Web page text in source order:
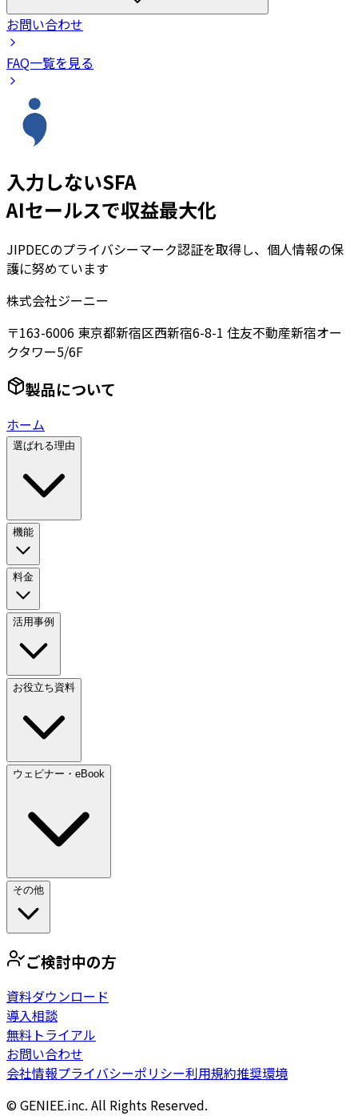
お問い合わせ
FAQ一覧を見る
入力しないSFA
AIセールスで収益最大化
JIPDECのプライバシーマーク認証を取得し、個人情報の保
護に努めています
株式会社ジーニー
〒163-6006 東京都新宿区西新宿6-8-1 住友不動産新宿オー
クタワー5/6F
製品について
ホーム
選ばれる理由
機能
料金
活用事例
お役立ち資料
ウェビナー・eBook
その他
ご検討中の方
資料ダウンロード
導入相談
無料トライアル
お問い合わせ
会社情報プライバシーポリシー利用規約推奨環境
© GENIEE.inc. All Rights Reserved.